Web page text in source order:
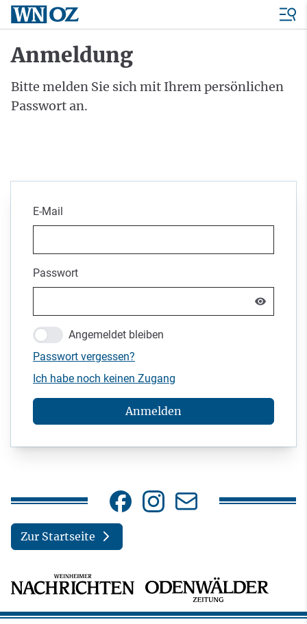
Anmeldung
Bitte melden Sie sich mit Ihrem persönlichen
Passwort an.
E-Mail
Passwort
Angemeldet bleiben
Passwort vergessen?
Ich habe noch keinen Zugang
Anmelden
Zur Startseite